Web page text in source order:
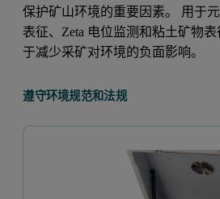
保护矿山环境的重要因素。 用于
表征、Zeta 电位监测和粘土矿物
于减少采矿对环境的负面影响。
遵守环境规范和法规